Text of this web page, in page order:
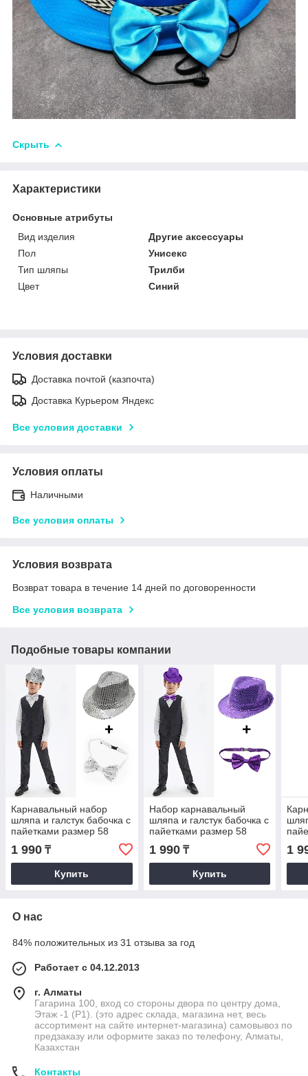
Скрыть
Характеристики
Основные атрибуты
Вид изделия
Другие аксессуары
Пол
Унисекс
Тип шляпы
Трилби
Цвет
Синий
Условия доставки
Доставка почтой (казпочта)
Доставка Курьером Яндекс
Все условия доставки
Условия оплаты
Наличными
Все условия оплаты
Условия возврата
Возврат товара в течение 14 дней по договоренности
Все условия возврата
Подобные товары компании
Карнавальный набор
шляпа и галстук бабочка с
пайетками размер 58
1 990 ₸
Купить
Набор карнавальный
шляпа и галстук бабочка с
пайетками размер 58
1 990₸
Купить
1
О нас
84% положительных из 31 отзыва за год
Работает с 04.12.2013
г. Алматы
Гагарина 100, вход со стороны двора по центру дома,
Этаж -1 (P1). (это адрес склада, магазина нет, весь
ассортимент на сайте интернет-магазина) самовывоз по
предзаказу или оформите заказ по телефону, Алматы,
Казахстан
Контакты